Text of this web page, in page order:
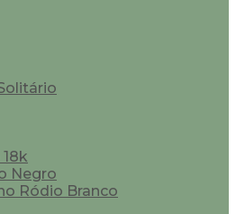
Negro
Ródio Branco